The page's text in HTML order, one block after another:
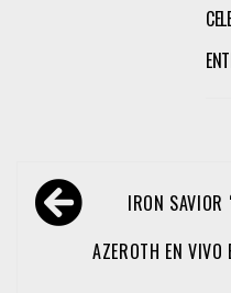
Navegación
de
entradas
IRON SAVIOR
AZEROTH EN VIVO